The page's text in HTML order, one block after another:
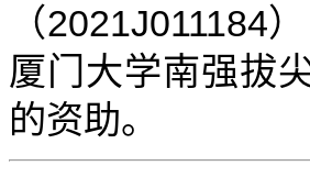
（2021J011184
厦门大学南强拔
的资助。